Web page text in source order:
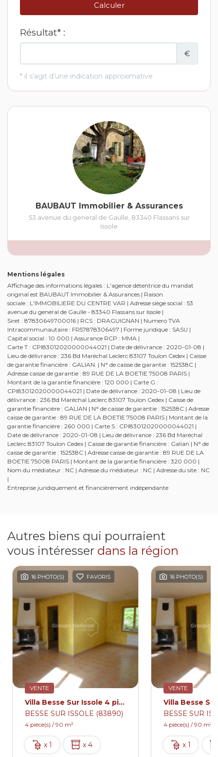
BAUBAUT Immobilier & Assurances
53 avenue du general de Gaulle 83340 Flassans sur
Issole
Mentions légales
Affichage des informations légales : L'agence détentrice du mandat
original est BAUBAUT Immobilier & Assurances | Raison
sociale : L'IMMOBILIERE DU CENTRE VAR | Adresse siège social : 53
avenue du general de Gaulle - 83340 Flassans sur Issole |
Siret : 87830649700016 | RCS : DRAGUIGNAN | Numero TVA
Intracommunautaire : FR57878306497 | Forme juridique : SASU |
Capital social : 10 000 | Assurance RCP : MMA |
Carte T : CPI83012020000044021 | Date de délivrance : 2020-01-08 |
Lieu de délivrance : 236 Bd Maréchal Leclerc 83107 Toulon Cedex | Caisse
de garantie financière : GALIAN. | N° de caisse de garantie : 152538C |
Adresse caisse de garantie : 89 RUE DE LA BOETIE 75008 PARIS |
Montant de la garantie financière : 120 000 | Carte G :
CPI83012020000044021 | Date de délivrance : 2020-01-08 | Lieu de
délivrance : 236 Bd Maréchal Leclerc 83107 Toulon Cedex | Caisse de
garantie financière : GALIAN | N° de caisse de garantie : 152538C | Adresse
caisse de garantie : 89 RUE DE LA BOETIE 75008 PARIS | Montant de la
garantie financière : 260 000 | Carte S : CPI83012020000044021 |
Date de délivrance : 2020-01-08 | Lieu de délivrance : 236 Bd Maréchal
Leclerc 83107 Toulon Cedex | Caisse de garantie financière : Galian | N° de
caisse de garantie : 152538C | Adresse caisse de garantie : 89 RUE DE LA
BOETIE 75008 PARIS | Montant de la garantie financière : 320 000 |
Nom du médiateur : NC | Adresse du médiateur : NC | Adresse du site : NC
|
Entreprise juridiquement et financièrement indépendante
Autres biens qui pourraient
vous intéresser dans la région
16 PHOTO(S) FAVORIS
VENTE
Villa Besse Sur Issole 4 pièce(s) 90 m2
BESSE SUR ISSOLE (83890)
4 pièce(s) / 90 m²
x 1 x 4
16 PHOTO(S)
VENTE
BESSE SUR
4 pièce(s) / 90 m²
x 1